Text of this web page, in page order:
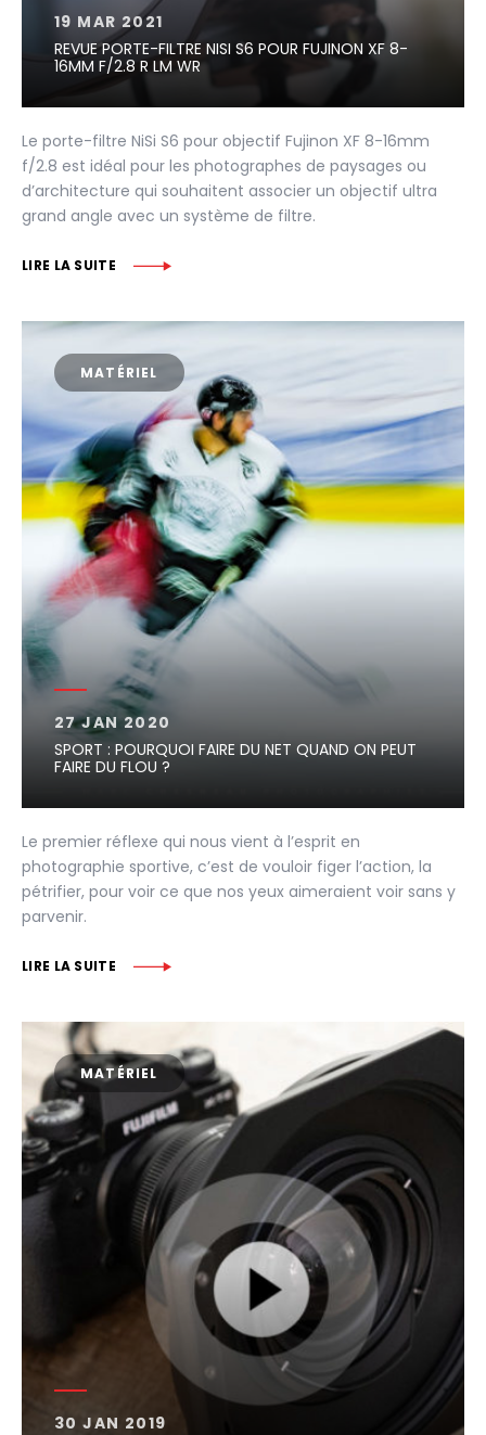
19 MAR 2021
REVUE PORTE-FILTRE NISI S6 POUR FUJINON XF 8-
16MM F/2.8 R LM WR
Le porte-filtre NiSi S6 pour objectif Fujinon XF 8-16mm
f/2.8 est idéal pour les photographes de paysages ou
d’architecture qui souhaitent associer un objectif ultra
grand angle avec un système de filtre.
LIRE LA SUITE
MATÉRIEL
27 JAN 2020
SPORT : POURQUOI FAIRE DU NET QUAND ON PEUT
FAIRE DU FLOU ?
Le premier réflexe qui nous vient à l’esprit en
photographie sportive, c’est de vouloir figer l’action, la
pétrifier, pour voir ce que nos yeux aimeraient voir sans y
parvenir.
LIRE LA SUITE
MATÉRIEL
30 JAN 2019